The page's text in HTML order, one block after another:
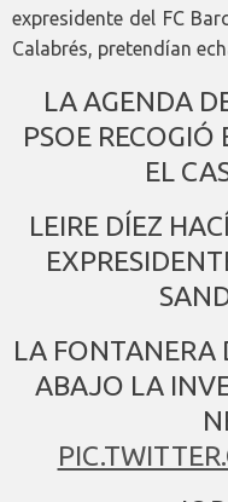
expresidente del FC
Calabrés, pretendían
LA AGENDA
PSOE RECOGIÓ
EL
LEIRE DÍEZ
LA FONTANERA
ABAJO LA